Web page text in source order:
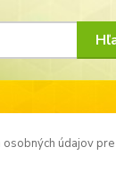
údajov